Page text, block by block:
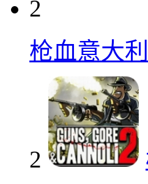
2
枪血意大
2